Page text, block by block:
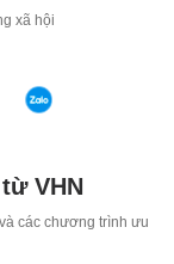
xã hội
VHN
các chương trình ưu